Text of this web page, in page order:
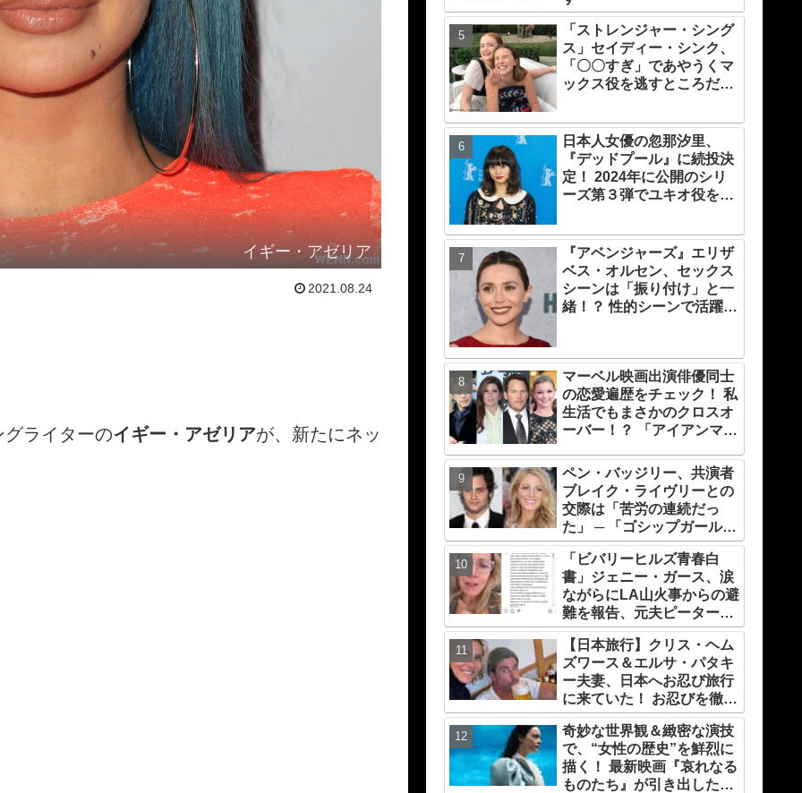
イギー・アゼリア
2021.08.24
ライターのイギー・アゼリアが、新たにネッ
「ストレンジャー・シング
ス」セイディー・シンク、
「〇〇すぎ」であやうくマ
ックス役を逃すところだっ
変えたものとは？
日本人女優の忽那汐里、
『デッドプール』に続投決
定！ 2024年に公開のシリ
ーズ第３弾でユキオ役を再
『アベンジャーズ』エリザ
ベス・オルセン、セックス
シーンは「振り付け」と一
緒！？ 性的シーンで活躍す
ついても語る
マーベル映画出演俳優同士
の恋愛遍歴をチェック！ 私
生活でもまさかのクロスオ
ーバー！？ 「アイアンマン
ー・ロード ＆ シャロン・
カーター」は元恋人だっ
た・・
ペン・バッジリー、共演者
ブレイク・ライヴリーとの
交際は「苦労の連続だっ
た」 ─ 「ゴシップガール」
撮影中の葛藤とは？
「ビバリーヒルズ青春白
書」ジェニー・ガース、涙
ながらにLA山火事からの避
難を報告、元夫ピーター・
ファシネリが受け入れる
【日本旅行】クリス・ヘム
ズワース＆エルサ・パタキ
ー夫妻、日本へお忍び旅行
に来ていた！ お忍びを徹底
する理由については「（家
族の）写真を撮られるとキ
レそうになる」からという
過去の発言も
奇妙な世界観＆緻密な演技
で、“女性の歴史”を鮮烈に
描く！ 最新映画『哀れなる
ものたち』が引き出したエ